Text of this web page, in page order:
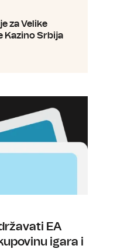
za Velike
Kazino Srbija
EA
igara i